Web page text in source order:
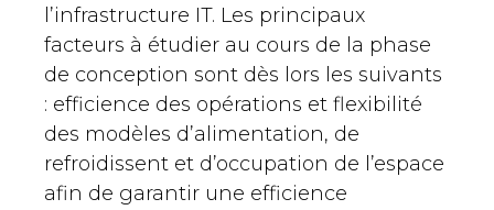
l’infrastructure IT. Les principaux
facteurs à étudier au cours de la phase
de conception sont dès lors les suivants
: efficience des opérations et flexibilité
des modèles d’alimentation, de
refroidissent et d’occupation de l’espace
afin de garantir une efficience